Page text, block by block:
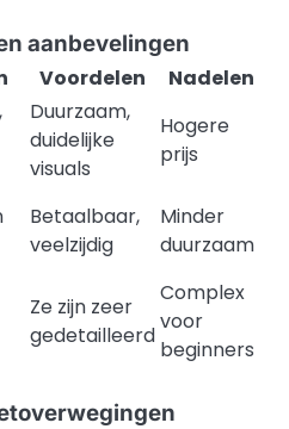
aanbevelingen
Voordelen
Nadelen
Duurzaam,
duidelijke
visuals
Hogere
prijs
Betaalbaar,
veelzijdig
Minder
duurzaam
Ze zijn zeer
gedetailleerd
Complex
voor
beginners